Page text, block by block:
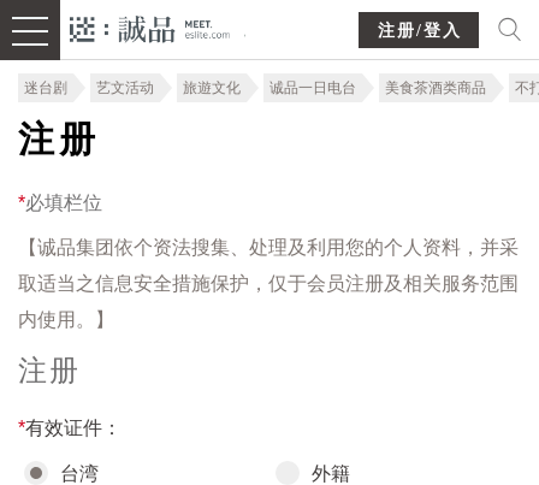
注册/登入
迷台剧 艺文活动 旅遊文化 诚品一日电台 美食茶酒类商品 不
注册
*必填栏位
【诚品集团依个资法搜集、处理及利用您的个人资料，并采
取适当之信息安全措施保护，仅于会员注册及相关服务范围
内使用。】
注册
*有效证件：
台湾 外籍